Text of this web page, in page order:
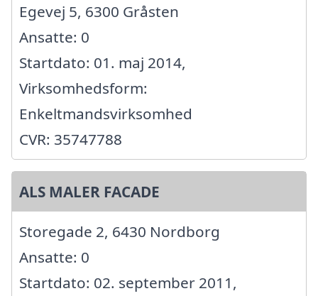
Egevej 5, 6300 Gråsten
Ansatte: 0
Startdato: 01. maj 2014,
Virksomhedsform:
Enkeltmandsvirksomhed
CVR: 35747788
ALS MALER FACADE
Storegade 2, 6430 Nordborg
Ansatte: 0
Startdato: 02. september 2011,